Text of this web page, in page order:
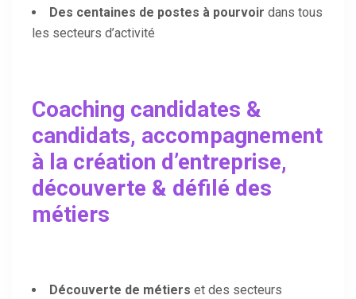
Des centaines de postes à pourvoir dans tous
les secteurs d’activité
Coaching candidates &
candidats, accompagnement
à la création d’entreprise,
découverte & défilé des
métiers
Découverte de métiers et des secteurs